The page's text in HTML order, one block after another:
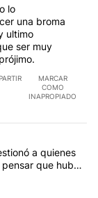
lo
una broma
ultimo
ser muy
MARCAR
COMO
INAPROPIADO
en los
a Jorge
a quienes
que hubo